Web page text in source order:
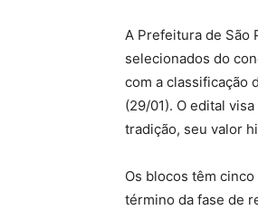
A Prefeitura de São
selecionados do
com a classificação
(29/01). O edital
tradição, seu valor
Os blocos têm
término da fase de